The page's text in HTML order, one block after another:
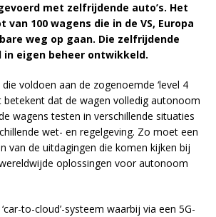
met zelfrijdende auto’s. Het
van 100 wagens die in de VS, Europa
weg op gaan. Die zelfrijdende
in eigen beheer ontwikkeld.
voldoen aan de zogenoemde ‘level 4
betekent dat de wagen volledig autonoom
wagens testen in verschillende situaties
wet- en regelgeving. Zo moet een
van de uitdagingen die komen kijken bij
oplossingen voor autonoom
to-cloud’-systeem waarbij via een 5G-